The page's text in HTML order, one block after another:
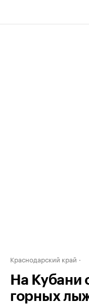
Краснодарский край
На Кубани
горных